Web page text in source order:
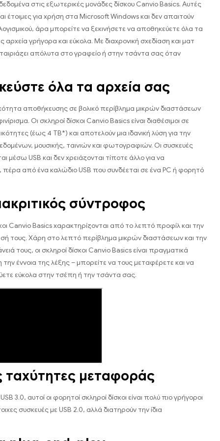
στις εξωτερικές μονάδες δίσκου Canvio Basics. Αυτές
έτοιμες για χρήση στα Microsoft Windows και δεν απαιτούν
άρα μπορείτε να ξεκινήσετε να αποθηκεύετε όλα τα
γρήγορα και εύκολα. Με διαχρονική σχεδίαση και ματ
απόλυτα στο γραφείο ή στην τσάντα σας όταν
όλα τα αρχεία σας
αποθήκευσης σε βολικό περίβλημα μικρών διαστάσεων
Οι σκληροί δίσκοι Canvio Basics είναι διαθέσιμοι σε
(έως 4 TB*) και αποτελούν μια ιδανική λύση για την
μουσικής, ταινιών και φωτογραφιών. Οι συσκευές
μέσω USB και δεν χρειάζονται τίποτε άλλο για να
πέρα από ένα καλώδιο USB που συνδέεται σε ένα PC ή φορητό
σύντροφος
Canvio Basics χαρακτηρίζονται από το λεπτό προφίλ και την
τους. Χάρη στο λεπτό περίβλημα μικρών διαστάσεων και την
τους, οι σκληροί δίσκοι Canvio Basics είναι πραγματικά
την έννοια της λέξης – μπορείτε να τους μεταφέρετε και να
εύκολα στην τσέπη ή την τσάντα σας.
ταχύτητες μεταφοράς
3.0, αυτοί οι φορητοί σκληροί δίσκοι είναι πολύ πιο γρήγοροι
συσκευές με USB 2.0, αλλά διατηρούν την ίδια